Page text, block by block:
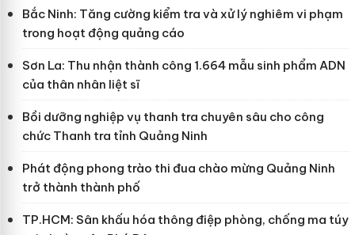
Bắc Ninh: Tăng cường kiểm tra và xử lý nghiêm vi phạm
trong hoạt động quảng cáo
Sơn La: Thu nhận thành công 1.664 mẫu sinh phẩm ADN
của thân nhân liệt sĩ
Bồi dưỡng nghiệp vụ thanh tra chuyên sâu cho công
chức Thanh tra tỉnh Quảng Ninh
Phát động phong trào thi đua chào mừng Quảng Ninh
trở thành thành phố
TP.HCM: Sân khấu hóa thông điệp phòng, chống ma túy